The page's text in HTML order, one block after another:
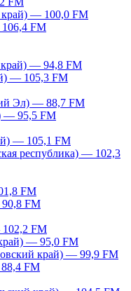
край) — 100,0 FM
106,4 FM
— 94,8 FM
— 105,3 FM
Эл) — 88,7 FM
— 95,5 FM
— 105,1 FM
республика) — 102,3
FM
FM
FM
— 95,0 FM
край) — 99,9 FM
FM